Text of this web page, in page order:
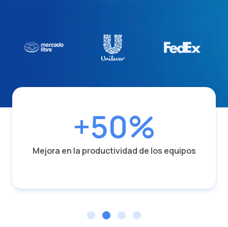
+50%
Mejora en la productividad de los equipos